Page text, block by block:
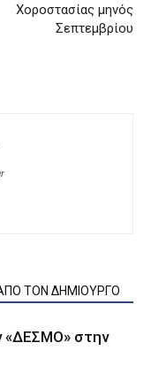
Χοροστασίας μηνός
Σεπτεμβρίου
ΤΟΝ ΔΗΜΙΟΥΡΓΟ
«ΔΕΣΜΟ» στην